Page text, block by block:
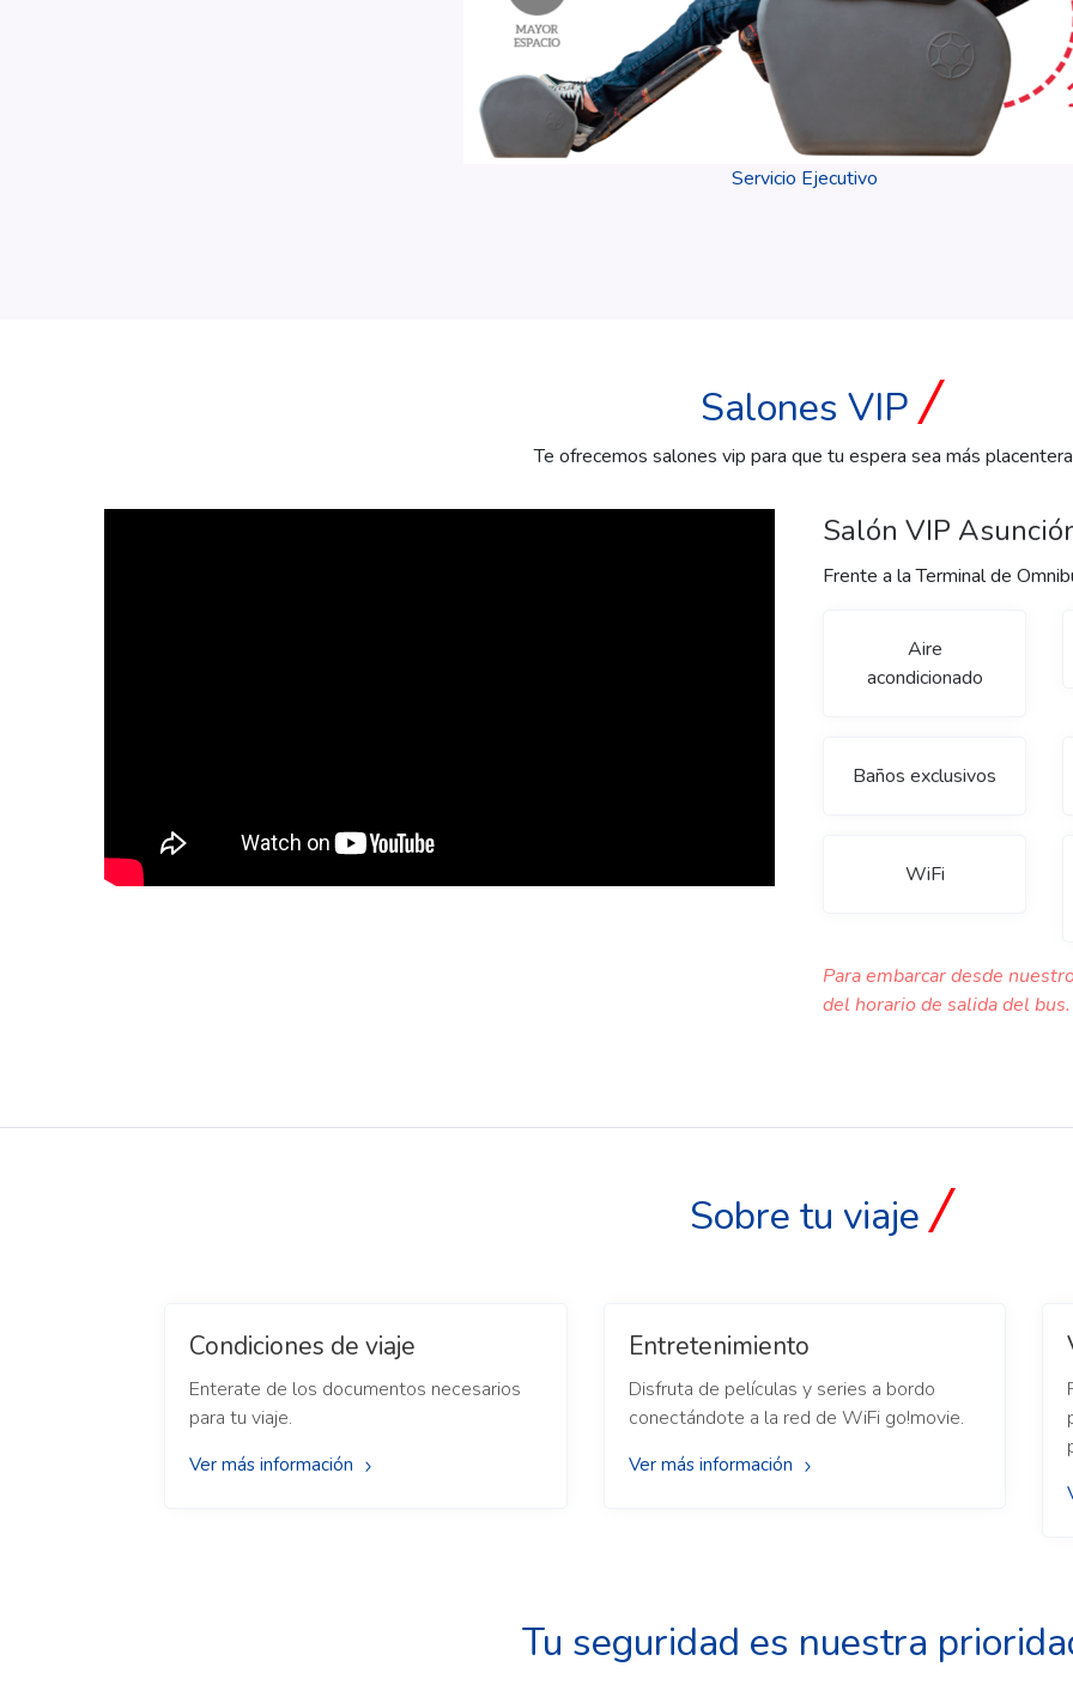
Servicio Ejecutivo
Salones VIP
Te ofrecemos salones vip para que tu espera sea más
Salón VIP
Frente a la Terminal de
Aire
acondicionado
Baños exclusivos
WiFi
Para embarcar desde
del horario de salida del bus.
Sobre tu viaje
Condiciones de viaje
Enterate de los documentos necesarios
para tu viaje.
Ver más información
Entretenimiento
Disfruta de películas y series a bordo
conectándote a la red de WiFi go!movie.
Ver más información
Tu seguridad es nuestra